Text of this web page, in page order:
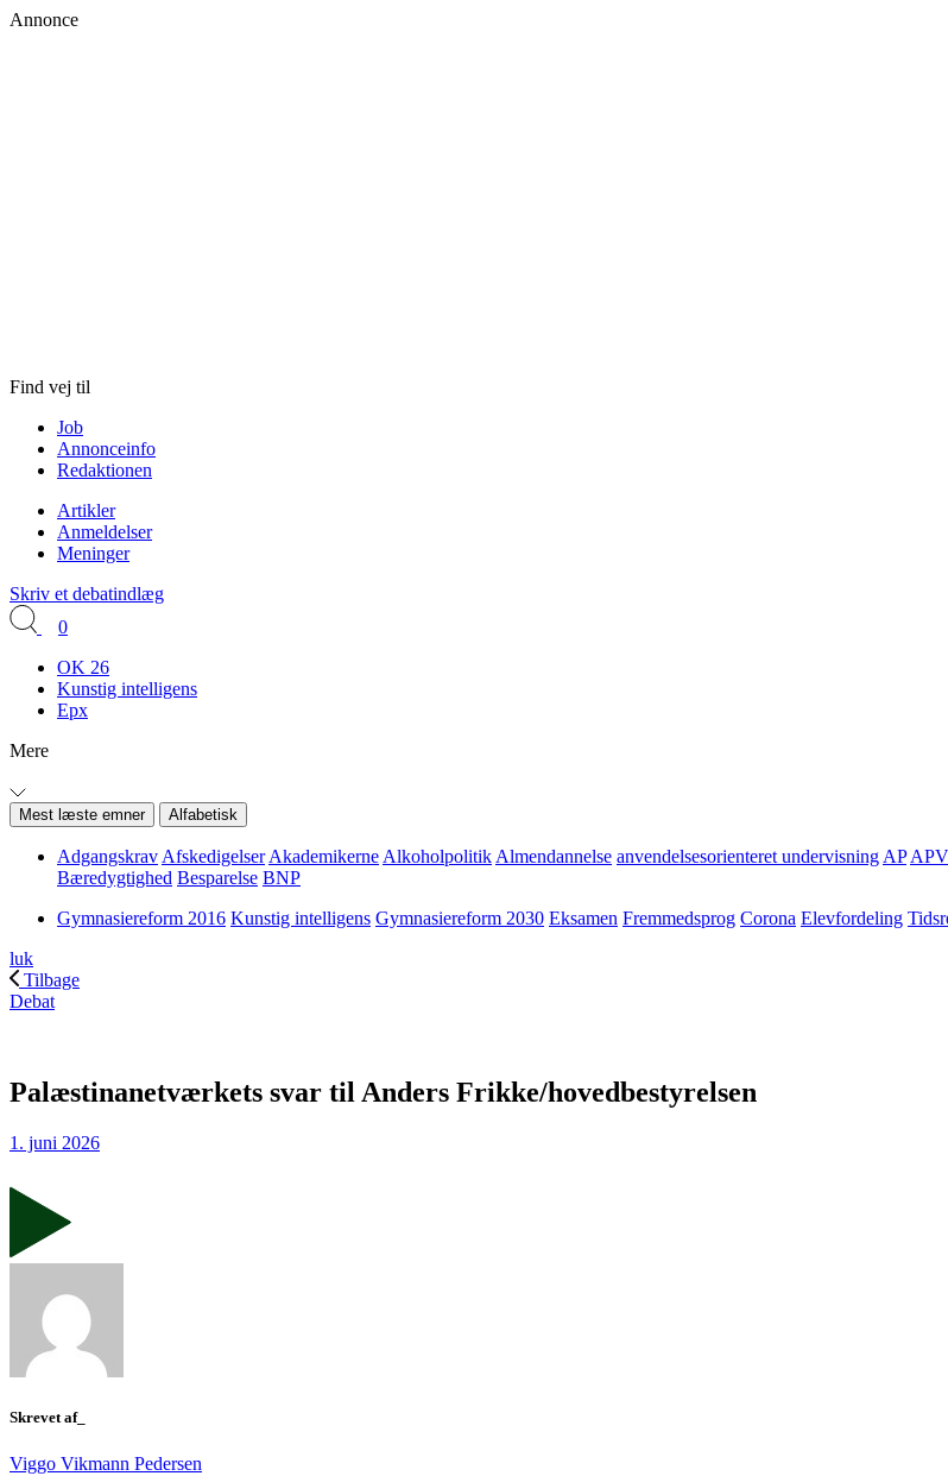
Annonce
Find vej til
Job
Annonceinfo
Redaktionen
Artikler
Anmeldelser
Meninger
Skriv et debatindlæg
0
OK 26
Kunstig intelligens
Epx
Mere
Mest læste emner Alfabetisk
Adgangskrav Afskedigelser Akademikerne Alkoholpolitik Almendannelse anvendelsesorienteret undervisning AP APV
Bæredygtighed Besparelse BNP
Gymnasiereform 2016 Kunstig intelligens Gymnasiereform 2030 Eksamen Fremmedsprog Corona Elevfordeling
luk
Tilbage
Debat
Palæstinanetværkets svar til Anders Frikke/hovedbestyrelsen
1. juni 2026
Skrevet af_
Viggo Vikmann Pedersen